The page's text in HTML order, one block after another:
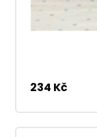
234 Kč